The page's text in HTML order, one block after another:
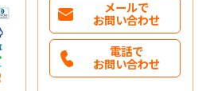
メールで
お問い合わせ
電話で
お問い合わせ